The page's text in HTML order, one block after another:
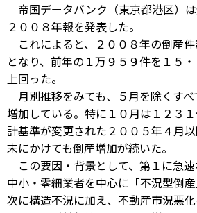
帝国データバンク（東京都港区）
２００８年報を発表した。
これによると、２００８年の倒産
となり、前年の１万９５９件を１５・
上回った。
月別推移をみても、５月を除くす
増加している。特に１０月は１２３
計基準が変更された２００５年４月
末にかけても倒産増加が続いた。
この要因・背景として、第１に急速
中小・零細業者を中心に「不況型倒産
次に構造不況に加え、不動産市況悪